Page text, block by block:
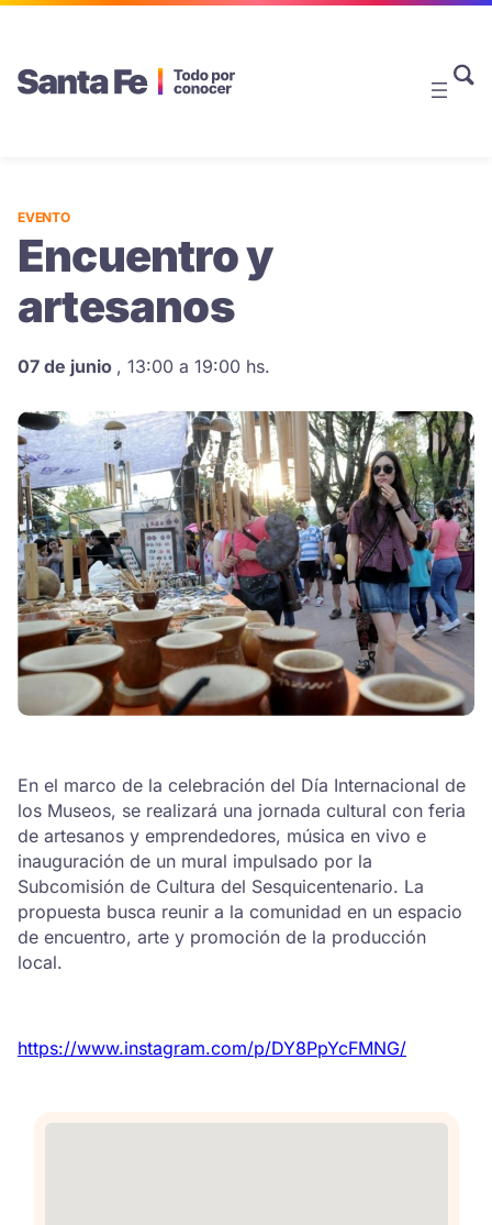
EVENTO
Encuentro y
artesanos
07 de junio , 13:00 a 19:00 hs.
En el marco de la celebración del Día Internacional de
los Museos, se realizará una jornada cultural con feria
de artesanos y emprendedores, música en vivo e
inauguración de un mural impulsado por la
Subcomisión de Cultura del Sesquicentenario. La
propuesta busca reunir a la comunidad en un espacio
de encuentro, arte y promoción de la producción
local.
https://www.instagram.com/p/DY8PpYcFMNG/